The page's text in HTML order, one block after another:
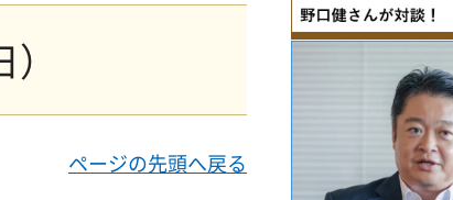
ページの先頭へ戻る